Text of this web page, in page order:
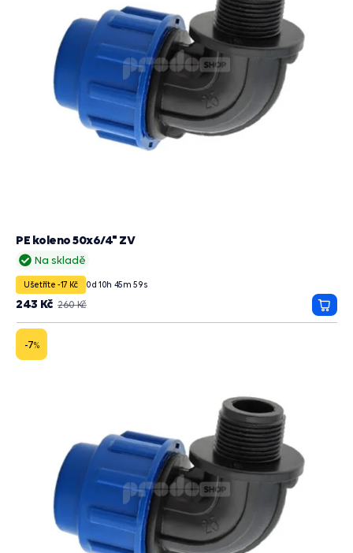
Na skladě
PE koleno 50x6/4" ZV
Ušetříte -17 Kč 0d 10h 45m 58s
260 Kč
243 Kč
do
-7%